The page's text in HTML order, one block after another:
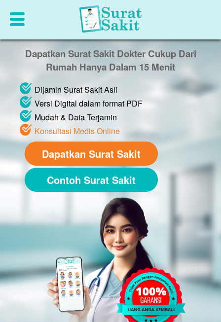
Dapatkan Surat Sakit Dokter Cukup Dari
Rumah Hanya Dalam 15 Menit
Dijamin Surat Sakit Asli
Versi Digital dalam format PDF
Mudah & Data Terjamin
Konsultasi Medis Online
Dapatkan Surat Sakit
Contoh Surat Sakit